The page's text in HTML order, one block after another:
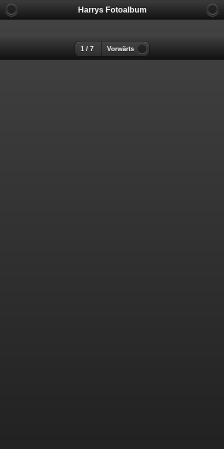
Harrys Fotoalbum
1 / 7 Vorwärts